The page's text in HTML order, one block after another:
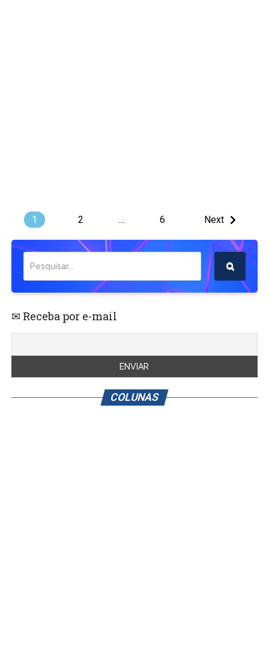
1 2 … 6 Next
✉ Receba por e-mail
COLUNAS